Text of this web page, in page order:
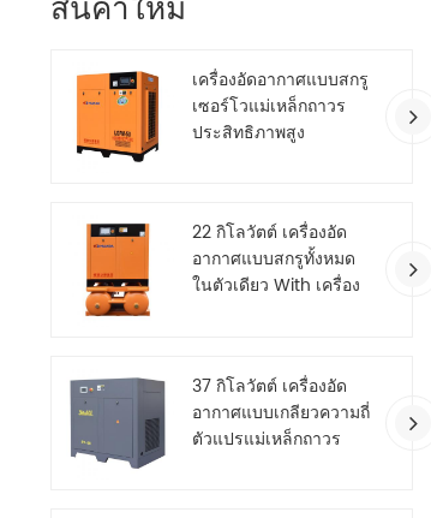
เครื่องอัดอากาศแบบสกรู
เซอร์โวแม่เหล็กถาวร
ประสิทธิภาพสูง
22 กิโลวัตต์ เครื่องอัด
อากาศแบบสกรูทั้งหมด
ในตัวเดียว With เครื่อง
37 กิโลวัตต์ เครื่องอัด
อากาศแบบเกลียวความถี่
ตัวแปรแม่เหล็กถาวร